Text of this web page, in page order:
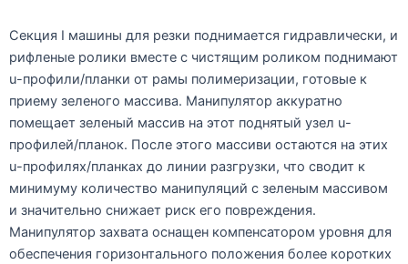
Секция I машины для резки поднимается гидравлически, и
рифленые ролики вместе с чистящим роликом поднимают
u-профили/планки от рамы полимеризации, готовые к
приему зеленого массива. Манипулятор аккуратно
помещает зеленый массив на этот поднятый узел u-
профилей/планок. После этого массиви остаются на этих
u-профилях/планках до линии разгрузки, что сводит к
минимуму количество манипуляций с зеленым массивом
и значительно снижает риск его повреждения.
Манипулятор захвата оснащен компенсатором уровня для
обеспечения горизонтального положения более коротких